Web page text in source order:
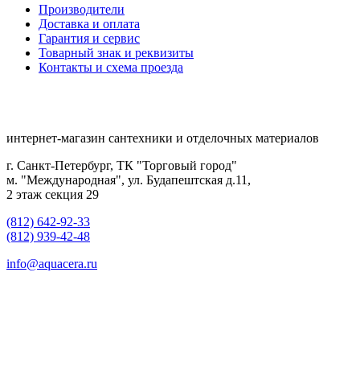
Производители
Доставка и оплата
Гарантия и сервис
Товарный знак и реквизиты
Контакты и схема проезда
интернет-магазин сантехники и отделочных материалов
г. Санкт-Петербург, ТК "Торговый город"
м. "Международная", ул. Будапештская д.11,
2 этаж секция 29
(812) 642-92-33
(812) 939-42-48
info@aquacera.ru